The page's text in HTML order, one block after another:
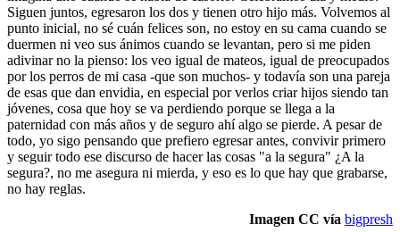
Siguen juntos, egresaron los dos y tienen otro hijo más. Volvemos al
punto inicial, no sé cuán felices son, no estoy en su cama cuando se
duermen ni veo sus ánimos cuando se levantan, pero si me piden
adivinar no la pienso: los veo igual de mateos, igual de preocupados
por los perros de mi casa -que son muchos- y todavía son una pareja
de esas que dan envidia, en especial por verlos criar hijos siendo tan
jóvenes, cosa que hoy se va perdiendo porque se llega a la
paternidad con más años y de seguro ahí algo se pierde. A pesar de
todo, yo sigo pensando que prefiero egresar antes, convivir primero
y seguir todo ese discurso de hacer las cosas "a la segura" ¿A la
segura?, no me asegura ni mierda, y eso es lo que hay que grabarse,
no hay reglas.
Imagen CC vía bigpresh